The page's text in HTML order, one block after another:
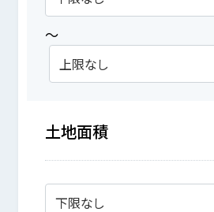
～
土地面積